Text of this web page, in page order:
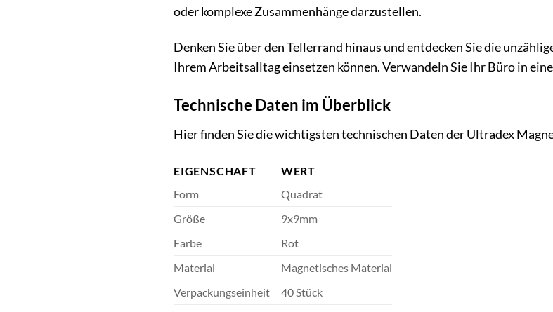
oder komplexe Zusammenhänge darzustellen.
Denken Sie über den Tellerrand hinaus und entdecken Sie die
Ihrem Arbeitsalltag einsetzen können. Verwandeln Sie Ihr Büro in
Technische Daten im Überblick
Hier finden Sie die wichtigsten technischen Daten der Ultradex
EIGENSCHAFT
WERT
Form
Quadrat
Größe
9x9mm
Farbe
Rot
Material
Magnetisches Material
Verpackungseinheit
40 Stück